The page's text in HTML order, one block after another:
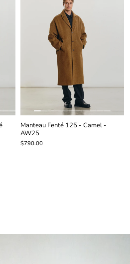
Manteau Fenté 125 - Camel -
AW25
$790.00